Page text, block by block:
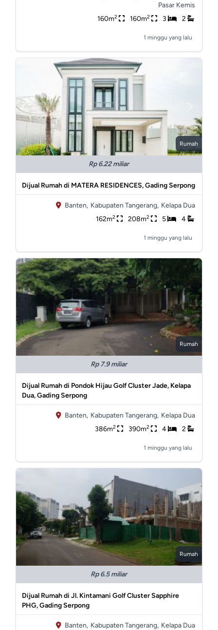
Pasar Kemis
160m2 160m2 3 2
1 minggu yang lalu
Rumah
Rp 6.22 miliar
Dijual Rumah di MATERA RESIDENCES, Gading Serpong
Banten, Kabupaten Tangerang, Kelapa Dua
162m2 208m2 5 4
1 minggu yang lalu
Rumah
Rp 7.9 miliar
Dijual Rumah di Pondok Hijau Golf Cluster Jade, Kelapa
Dua, Gading Serpong
Banten, Kabupaten Tangerang, Kelapa Dua
386m2 390m2 4 2
1 minggu yang lalu
Rumah
Rp 6.5 miliar
Dijual Rumah di Jl. Kintamani Golf Cluster Sapphire
PHG, Gading Serpong
Banten, Kabupaten Tangerang, Kelapa Dua